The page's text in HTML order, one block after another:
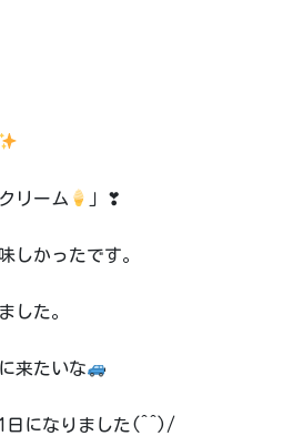
リーム 」❣
しかったです。
した。
来たいな
日になりました(^^)/